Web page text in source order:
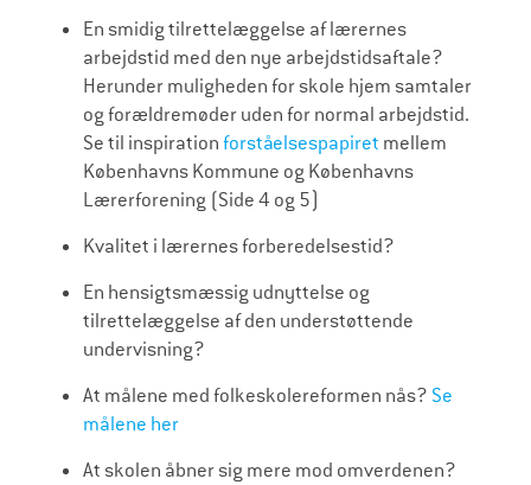
En smidig tilrettelæggelse af lærernes
arbejdstid med den nye arbejdstidsaftale?
Herunder muligheden for skole hjem samtaler
og forældremøder uden for normal arbejdstid.
Se til inspirationforståelsespapiret mellem
Københavns Kommune og Københavns
Lærerforening (Side 4 og 5)
Kvalitet i lærernes forberedelsestid?
En hensigtsmæssig udnyttelse og
tilrettelæggelse af den understøttende
undervisning?
At målene med folkeskolereformen nås? Se
målene her
At skolen åbner sig mere mod omverdenen?